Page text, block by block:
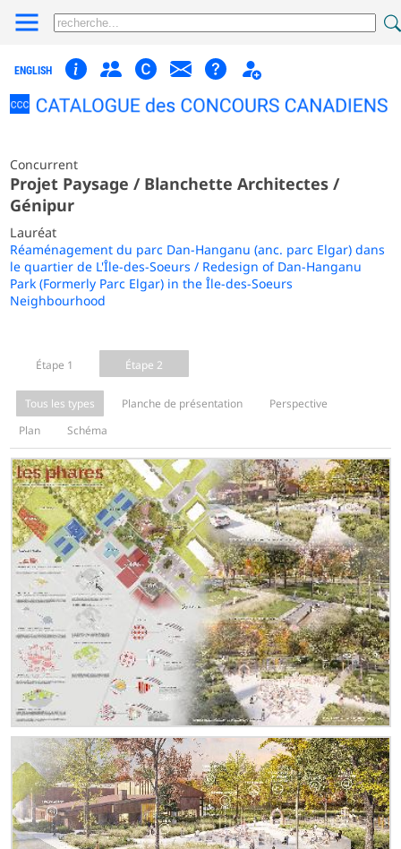
ENGLISH
Concurrent
Projet Paysage / Blanchette Architectes /
Génipur
Lauréat
Réaménagement du parc Dan-Hanganu (anc. parc Elgar) dans
le quartier de L'Île-des-Soeurs / Redesign of Dan-Hanganu
Park (Formerly Parc Elgar) in the Île-des-Soeurs
Neighbourhood
Étape 1 Étape 2
Tous les types Planche de présentation
Perspective
Plan
Schéma